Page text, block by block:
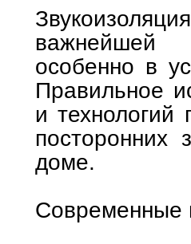
важнейшей
особенно в
Правильное
и технологий
посторонних
доме.
Современные